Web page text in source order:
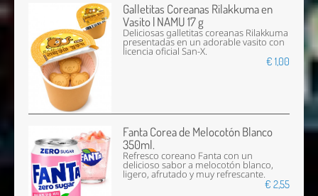
Galletitas Coreanas Rilakkuma en
Vasito | NAMU 17 g
Deliciosas galletitas coreanas Rilakkuma
presentadas en un adorable vasito con
licencia oficial San-X.
€ 1,00
Fanta Corea de Melocotón Blanco
350ml.
Refresco coreano Fanta con un
delicioso sabor a melocotón blanco,
ligero, afrutado y muy refrescante.
€ 2,55